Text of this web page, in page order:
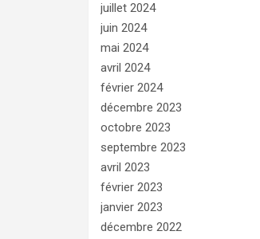
juillet 2024
juin 2024
mai 2024
avril 2024
février 2024
décembre 2023
octobre 2023
septembre 2023
avril 2023
février 2023
janvier 2023
décembre 2022